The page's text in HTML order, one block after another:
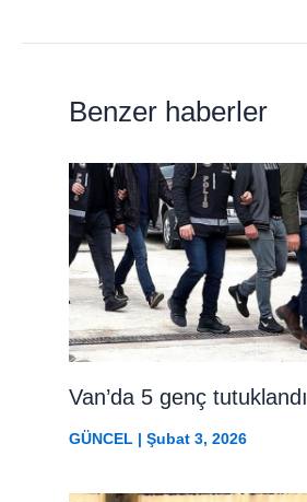
Benzer haberler
Van’da 5 genç tutuklandı
GÜNCEL| Şubat 3, 2026